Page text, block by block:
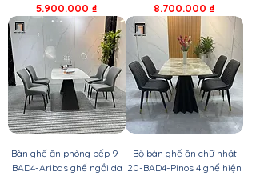
Giá
5.900.000 ₫ Giá
8.700.000 ₫
Bàn ghế ăn phòng bếp 9-
BAD4-Aribas ghế ngồi da
Bộ bàn ghế ăn chữ nhật
20-BAD4-Pinos 4 ghế hiện